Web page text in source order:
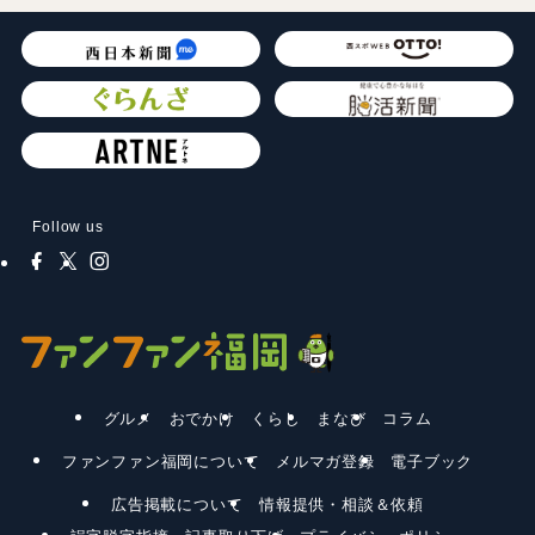
Follow us
グルメ おでかけ くらし まなび コラム
ファンファン福岡について メルマガ登録 電子ブック
広告掲載について
情報提供・相談＆依頼